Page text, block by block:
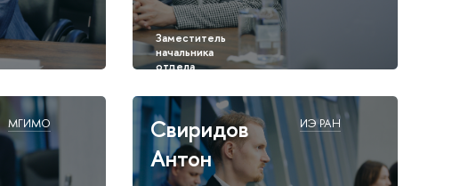
МГИМО
Свиридов
Антон
ИЭ РАН